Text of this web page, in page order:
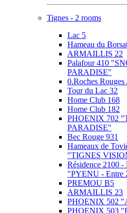
Tignes - 2 rooms
Lac 5
Hameau du
ARMAILLIS 22
Palafour 410
PARADISE"
0.Roches Rouges
Tour du Lac 32
Home Club 168
Home Club 182
PHOENIX 702
PARADISE"
Bec Rouge 931
Hameaux de
"TIGNES
Résidence 2100 -
"PYENU - Entre
PREMOU B5
ARMAILLIS 23
PHOENIX 502
PHOENIX 503